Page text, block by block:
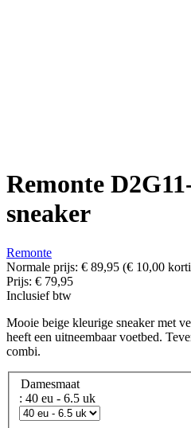
Remonte
sneaker
Remonte
Normale prijs: € 89,95 (€ 10,00
Prijs: € 79,95
Inclusief btw
Mooie beige kleurige sneaker met
heeft een uitneembaar voetbed.
combi.
Damesmaat
: 40 eu - 6.5 uk